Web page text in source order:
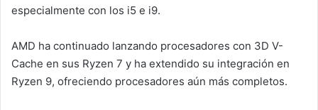
especialmente con los i5 e i9.
AMD ha continuado lanzando procesadores con 3D V-
Cache en sus Ryzen 7 y ha extendido su integración en
Ryzen 9, ofreciendo procesadores aún más completos.